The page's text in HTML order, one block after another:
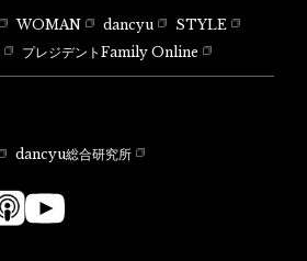
WOMAN dancyu
STYLE
プレジデントFamily Online
dancyu総合研究所